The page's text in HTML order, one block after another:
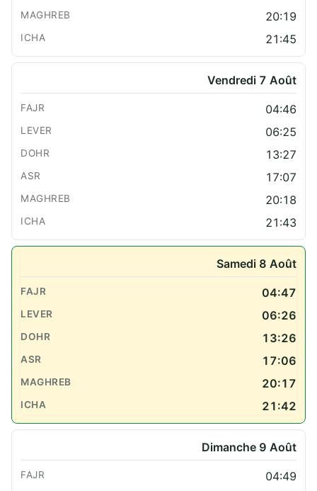
20:19
21:45
Vendredi 7 Août
04:46
06:25
13:27
17:07
20:18
21:43
Samedi 8 Août
04:47
06:26
13:26
17:06
20:17
21:42
Dimanche 9 Août
04:49